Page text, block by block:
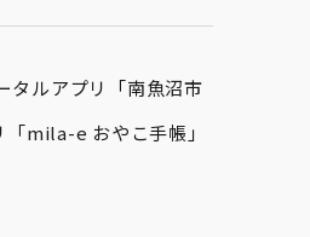
タルアプリ「南魚沼市
mila-e おやこ手帳」